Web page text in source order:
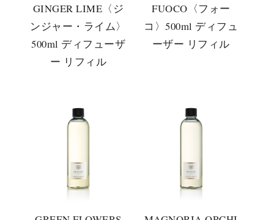
GINGER LIME〈ジ
ンジャー・ライム〉
500ml ディフューザ
ー リフィル
FUOCO〈フォー
コ〉500ml ディフュ
ーザー リフィル